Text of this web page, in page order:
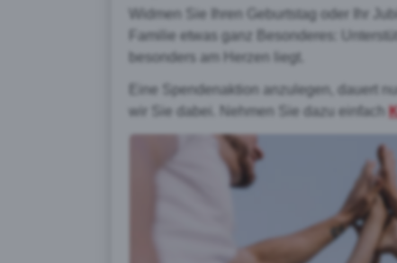
Widmen Sie Ihren Geburtstag oder Ihr
Familie etwas ganz Besonderes:
besonders am Herzen liegt.
Eine Spendenaktion anzulegen, dauert
wir Sie dabei. Nehmen Sie dazu einfach